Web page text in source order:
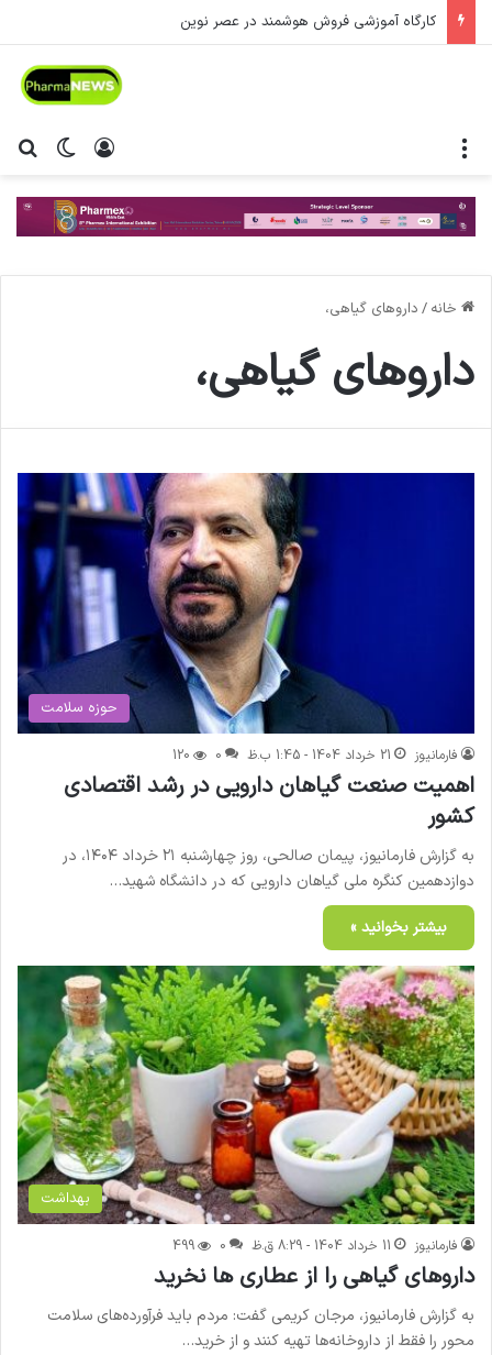
کارگاه آموزشی فروش هوشمند در عصر نوین
تغییر ورود
خانه / داروهای گیاهی،
داروهای گیاهی،
حوزه سلامت
فارمانیوز 21 خرداد 1404 - 1:45 ب.ظ 0
120
اهمیت صنعت گیاهان دارویی در رشد اقتصادی
کشور
به گزارش فارمانیوز، پیمان صالحی، روز چهارشنبه ۲۱ خرداد ۱۴۰۴، در
دوازدهمین کنگره ملی گیاهان دارویی که در دانشگاه شهید…
بیشتر بخوانید »
بهداشت
فارمانیوز 11 خرداد 1404 - 8:29 ق.ظ 0
499
داروهای گیاهی را از عطاری ها نخرید
به گزارش فارمانیوز، مرجان کریمی گفت: مردم باید فرآورده‌های سلامت
محور را فقط از داروخانه‌ها تهیه کنند و از خرید…